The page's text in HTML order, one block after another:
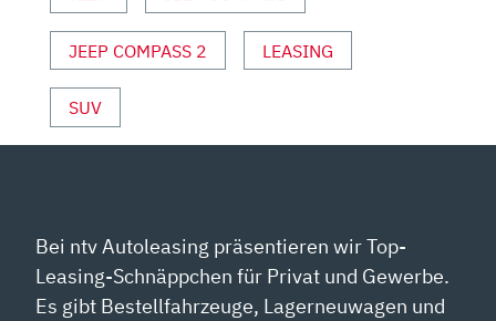
VON
YOUTUBE
ANZEIGEN
JEEP COMPASS 2 LEASING
SUV
Bei ntv Autoleasing präsentieren wir Top-
Leasing-Schnäppchen für Privat und Gewerbe.
Es gibt Bestellfahrzeuge, Lagerneuwagen und